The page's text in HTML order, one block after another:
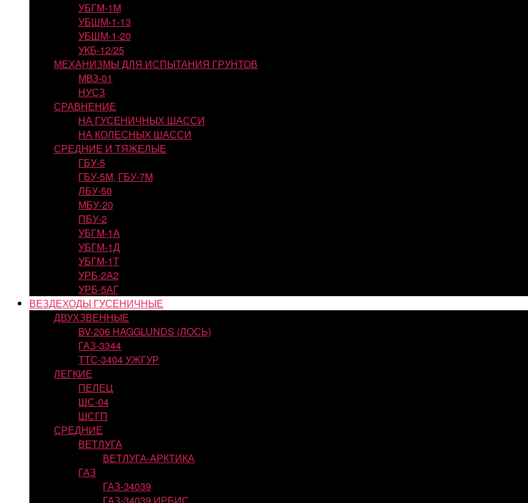
УБГМ-1М
УБШМ-1-13
УБШМ-1-20
УКБ-12/25
МЕХАНИЗМЫ ДЛЯ ИСПЫТАНИЯ ГРУНТОВ
МВЗ-01
НУСЗ
СРАВНЕНИЕ
НА ГУСЕНИЧНЫХ ШАССИ
НА КОЛЕСНЫХ ШАССИ
СРЕДНИЕ И ТЯЖЕЛЫЕ
ГБУ-5
ГБУ-5М, ГБУ-7М
ЛБУ-50
МБУ-20
ПБУ-2
УБГМ-1А
УБГМ-1Д
УБГМ-1Т
УРБ-2А2
УРБ-5АГ
ВЕЗДЕХОДЫ ГУСЕНИЧНЫЕ
ДВУХЗВЕННЫЕ
BV-206 HAGGLUNDS (ЛОСЬ)
ГАЗ-3344
ТТС-3404 УЖГУР
ЛЕГКИЕ
ПЕЛЕЦ
ШС-04
ШСГП
СРЕДНИЕ
ВЕТЛУГА
ВЕТЛУГА-АРКТИКА
ГАЗ
ГАЗ-34039